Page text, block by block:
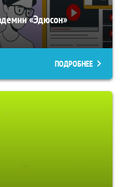
«Эдюсон»
ПОДРОБНЕЕ